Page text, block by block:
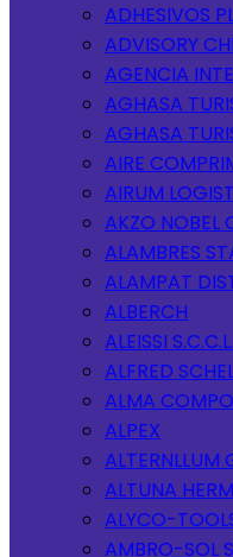
ADHESIVOS
ADVISORY
AGENCIA
AGHASA
AGHASA
AIRE
AIRUM
AKZO NOBEL
ALAMBRES
ALAMPAT
ALBERCH
ALEISSI
ALFRED
ALMA
ALPEX
ALTERNLLUM
ALTUNA
ALYCO-
AMBRO-SOL